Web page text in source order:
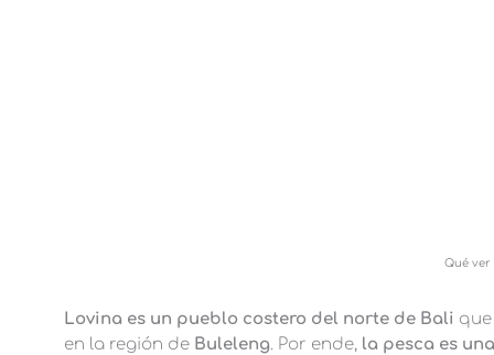
Qué ver
Lovina es un pueblo costero del norte de Bali
en la región deBuleleng. Por ende,la pesca es